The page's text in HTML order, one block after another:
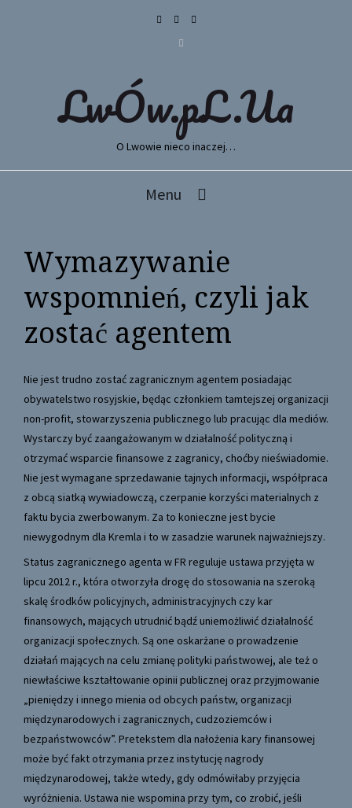
LwÓw.pL.Ua
O Lwowie nieco inaczej…
Menu
Wymazywanie
wspomnień, czyli jak
zostać agentem
Nie jest trudno zostać zagranicznym agentem posiadając
obywatelstwo rosyjskie, będąc członkiem tamtejszej organizacji
non-profit, stowarzyszenia publicznego lub pracując dla mediów.
Wystarczy być zaangażowanym w działalność polityczną i
otrzymać wsparcie finansowe z zagranicy, choćby nieświadomie.
Nie jest wymagane sprzedawanie tajnych informacji, współpraca
z obcą siatką wywiadowczą, czerpanie korzyści materialnych z
faktu bycia zwerbowanym. Za to konieczne jest bycie
niewygodnym dla Kremla i to w zasadzie warunek najważniejszy.
Status zagranicznego agenta w FR reguluje ustawa przyjęta w
lipcu 2012 r., która otworzyła drogę do stosowania na szeroką
skalę środków policyjnych, administracyjnych czy kar
finansowych, mających utrudnić bądź uniemożliwić działalność
organizacji społecznych. Są one oskarżane o prowadzenie
działań mających na celu zmianę polityki państwowej, ale też o
niewłaściwe kształtowanie opinii publicznej oraz przyjmowanie
„pieniędzy i innego mienia od obcych państw, organizacji
międzynarodowych i zagranicznych, cudzoziemców i
bezpaństwowców”. Pretekstem dla nałożenia kary finansowej
może być fakt otrzymania przez instytucję nagrody
międzynarodowej, także wtedy, gdy odmówiłaby przyjęcia
wyróżnienia. Ustawa nie wspomina przy tym, co zrobić, jeśli